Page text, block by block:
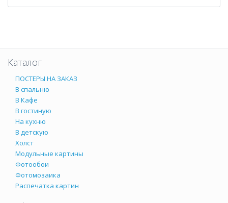
Каталог
ПОСТЕРЫ НА ЗАКАЗ
В спальню
В Кафе
В гостиную
На кухню
В детскую
Холст
Модульные картины
Фотообои
Фотомозаика
Распечатка картин